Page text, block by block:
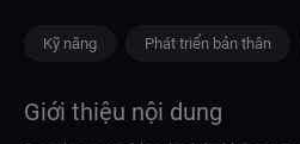
Kỹ năng Phát triển bản thân
Giới thiệu nội dung